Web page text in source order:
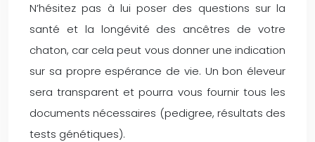
N’hésitez pas à lui poser des questions sur la
santé et la longévité des ancêtres de votre
chaton, car cela peut vous donner une indication
sur sa propre espérance de vie. Un bon éleveur
sera transparent et pourra vous fournir tous les
documents nécessaires (pedigree, résultats des
tests génétiques).